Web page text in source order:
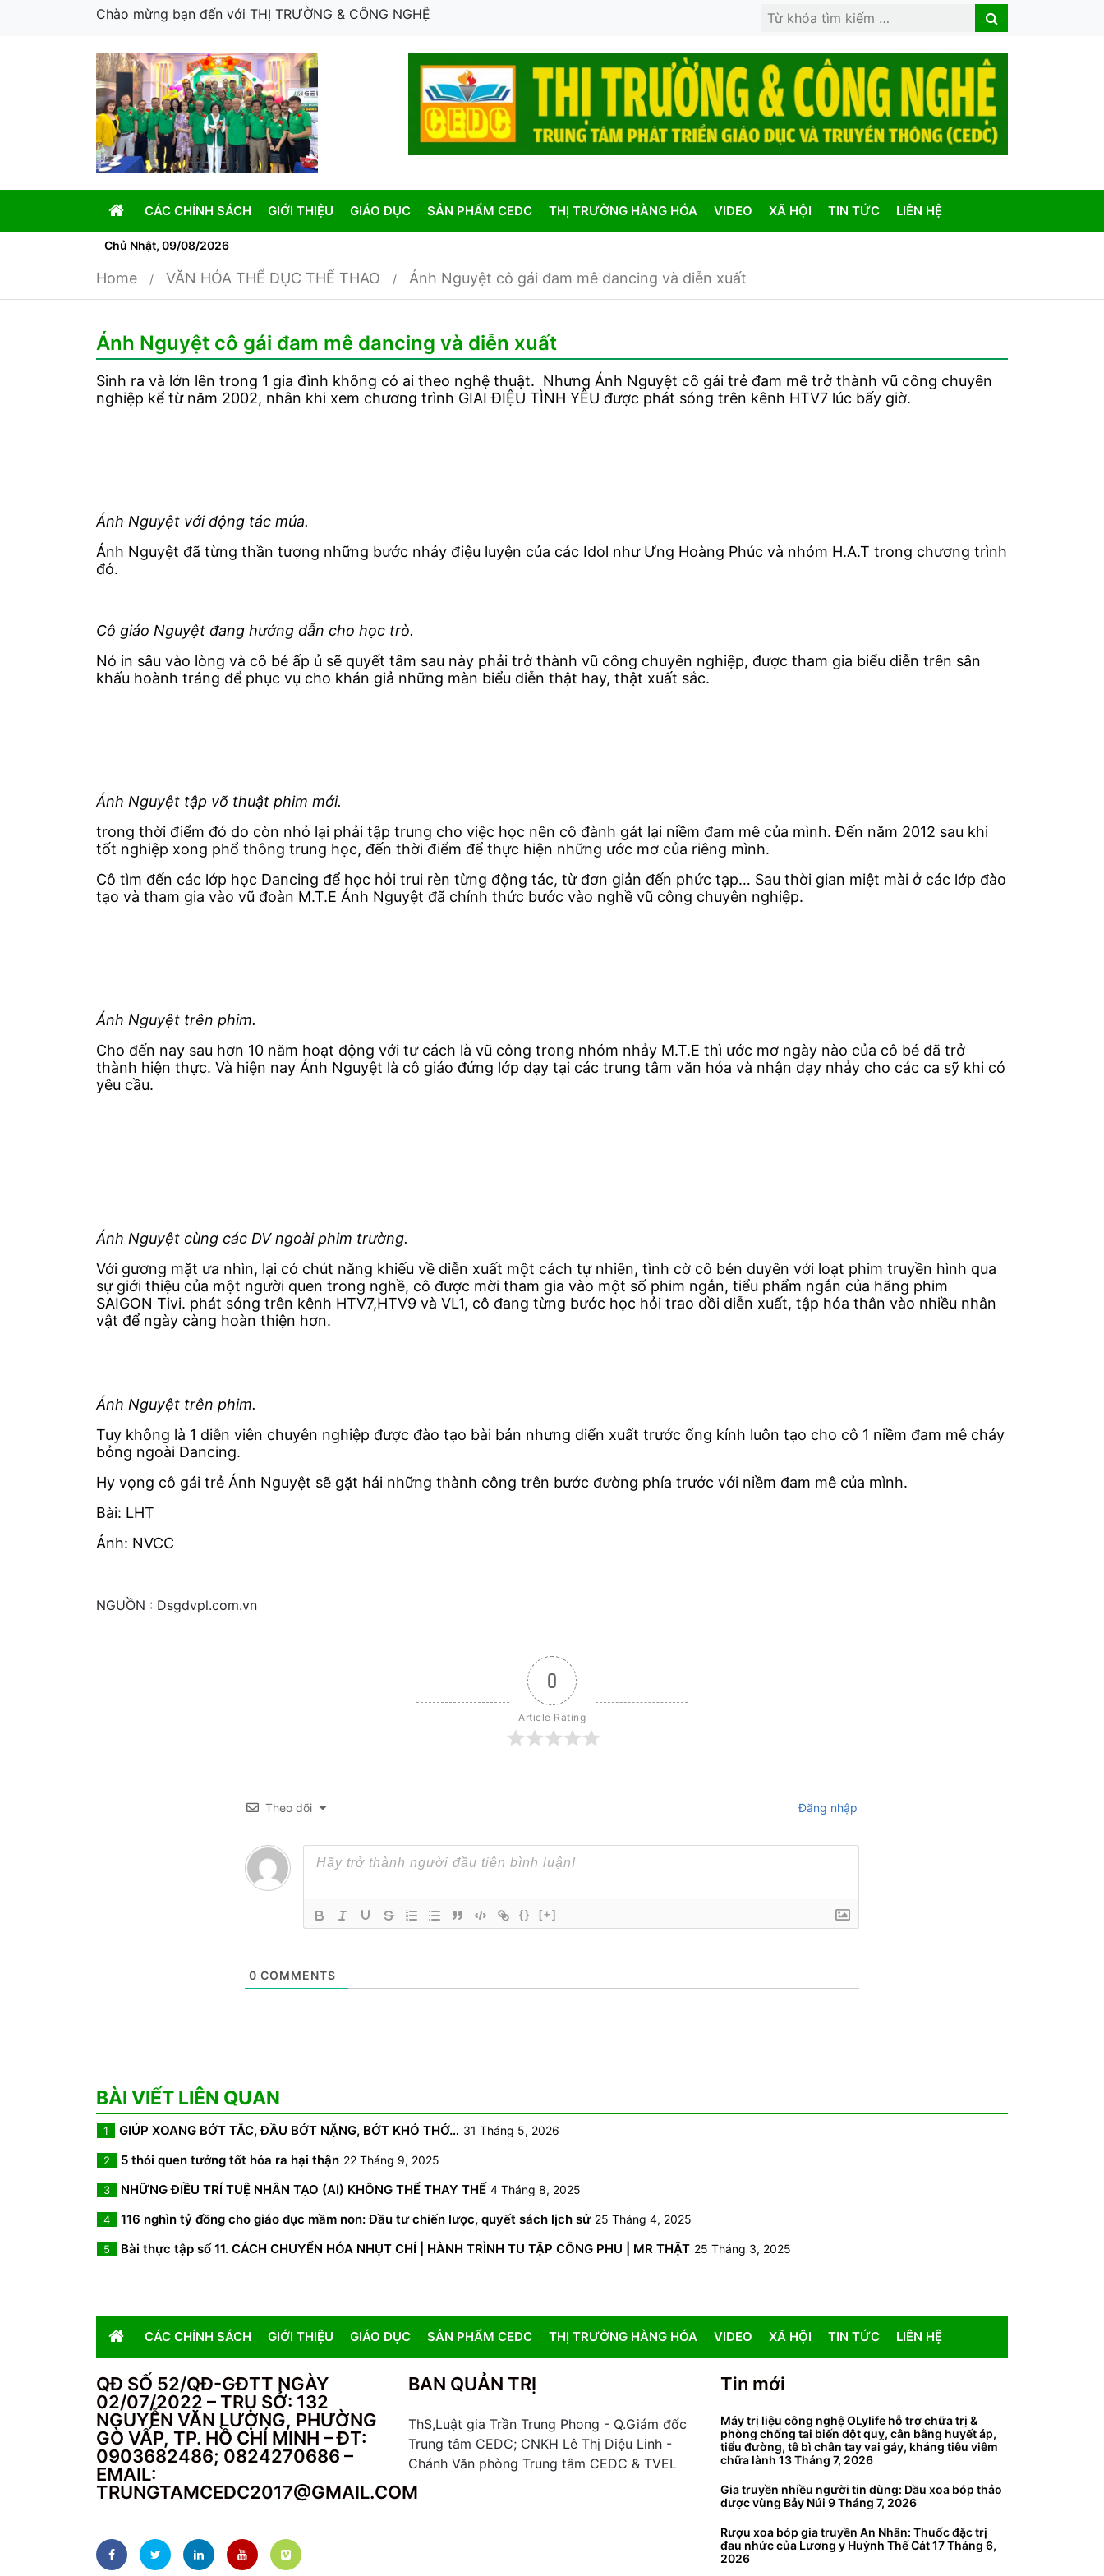
Chào mừng bạn đến với THỊ TRƯỜNG & CÔNG NGHỆ
Search
Search
CÁC CHÍNH SÁCH GIỚI THIỆU GIÁO DỤC SẢN PHẨM CEDC THỊ TRƯỜNG HÀNG HÓA VIDEO XÃ HỘI TIN TỨC LIÊN HỆ
Chủ Nhật, 09/08/2026
Home VĂN HÓA THỂ DỤC THỂ THAO Ánh Nguyệt cô gái đam mê dancing và diễn xuất
Ánh Nguyệt cô gái đam mê dancing và diễn xuất
Sinh ra và lớn lên trong 1 gia đình không có ai theo nghệ thuật. Nhưng Ánh Nguyệt cô gái trẻ đam mê trở thành vũ công chuyên
nghiệp kể từ năm 2002, nhân khi xem chương trình GIAI ĐIỆU TÌNH YÊU được phát sóng trên kênh HTV7 lúc bấy giờ.
Ánh Nguyệt với động tác múa.
Ánh Nguyệt đã từng thần tượng những bước nhảy điệu luyện của các Idol như Ưng Hoàng Phúc và nhóm H.A.T trong chương trình
đó.
Cô giáo Nguyệt đang hướng dẫn cho học trò.
Nó in sâu vào lòng và cô bé ấp ủ sẽ quyết tâm sau này phải trở thành vũ công chuyên nghiệp, được tham gia biểu diễn trên sân
khấu hoành tráng để phục vụ cho khán giả những màn biểu diễn thật hay, thật xuất sắc.
Ánh Nguyệt tập võ thuật phim mới.
trong thời điểm đó do còn nhỏ lại phải tập trung cho việc học nên cô đành gát lại niềm đam mê của mình. Đến năm 2012 sau khi
tốt nghiệp xong phổ thông trung học, đến thời điểm để thực hiện những ước mơ của riêng mình.
Cô tìm đến các lớp học Dancing để học hỏi trui rèn từng động tác, từ đơn giản đến phức tạp… Sau thời gian miệt mài ở các lớp đào
tạo và tham gia vào vũ đoàn M.T.E Ánh Nguyệt đã chính thức bước vào nghề vũ công chuyên nghiệp.
Ánh Nguyệt trên phim.
Cho đến nay sau hơn 10 năm hoạt động với tư cách là vũ công trong nhóm nhảy M.T.E thì ước mơ ngày nào của cô bé đã trở
thành hiện thực. Và hiện nay Ánh Nguyệt là cô giáo đứng lớp dạy tại các trung tâm văn hóa và nhận dạy nhảy cho các ca sỹ khi có
yêu cầu.
Ánh Nguyệt cùng các DV ngoài phim trường.
Với gương mặt ưa nhìn, lại có chút năng khiếu về diễn xuất một cách tự nhiên, tình cờ cô bén duyên với loạt phim truyền hình qua
sự giới thiệu của một người quen trong nghề, cô được mời tham gia vào một số phim ngắn, tiểu phẩm ngắn của hãng phim
SAIGON Tivi. phát sóng trên kênh HTV7,HTV9 và VL1, cô đang từng bước học hỏi trao dồi diễn xuất, tập hóa thân vào nhiều nhân
vật để ngày càng hoàn thiện hơn.
Ánh Nguyệt trên phim.
Tuy không là 1 diễn viên chuyên nghiệp được đào tạo bài bản nhưng diển xuất trước ống kính luôn tạo cho cô 1 niềm đam mê cháy
bỏng ngoài Dancing.
Hy vọng cô gái trẻ Ánh Nguyệt sẽ gặt hái những thành công trên bước đường phía trước với niềm đam mê của mình.
Bài: LHT
Ảnh: NVCC
NGUỒN : Dsgdvpl.com.vn
0
Article Rating
Theo dõi Đăng nhập
{} [+]
0 COMMENTS
BÀI VIẾT LIÊN QUAN
1 GIÚP XOANG BỚT TẮC, ĐẦU BỚT NẶNG, BỚT KHÓ THỞ… 31 Tháng 5, 2026
2 5 thói quen tưởng tốt hóa ra hại thận 22 Tháng 9, 2025
3 NHỮNG ĐIỀU TRÍ TUỆ NHÂN TẠO (AI) KHÔNG THỂ THAY THẾ 4 Tháng 8, 2025
4 116 nghìn tỷ đồng cho giáo dục mầm non: Đầu tư chiến lược, quyết sách lịch sử 25 Tháng 4, 2025
5 Bài thực tập số 11. CÁCH CHUYỂN HÓA NHỤT CHÍ | HÀNH TRÌNH TU TẬP CÔNG PHU | MR THẬT 25 Tháng 3, 2025
CÁC CHÍNH SÁCH GIỚI THIỆU GIÁO DỤC SẢN PHẨM CEDC THỊ TRƯỜNG HÀNG HÓA VIDEO XÃ HỘI TIN TỨC LIÊN HỆ
QĐ SỐ 52/QĐ-GĐTT NGÀY
02/07/2022 – TRỤ SỞ: 132
NGUYỄN VĂN LƯỢNG, PHƯỜNG
GÒ VẤP, TP. HỒ CHÍ MINH – ĐT:
0903682486; 0824270686 –
EMAIL:
TRUNGTAMCEDC2017@GMAIL.COM
BAN QUẢN TRỊ
ThS,Luật gia Trần Trung Phong - Q.Giám đốc
Trung tâm CEDC; CNKH Lê Thị Diệu Linh -
Chánh Văn phòng Trung tâm CEDC & TVEL
Tin mới
Máy trị liệu công nghệ OLylife hỗ trợ chữa trị &
phòng chống tai biến đột quỵ, cân bằng huyết áp,
tiểu đường, tê bì chân tay vai gáy, kháng tiêu viêm
chữa lành 13 Tháng 7, 2026
Gia truyền nhiều người tin dùng: Dầu xoa bóp thảo
dược vùng Bảy Núi 9 Tháng 7, 2026
Rượu xoa bóp gia truyền An Nhân: Thuốc đặc trị
đau nhức của Lương y Huỳnh Thế Cát17 Tháng 6,
2026